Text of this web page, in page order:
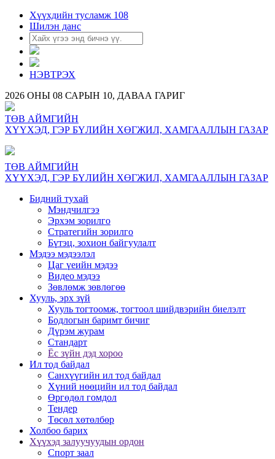
Хүүхдийн тусламж 108
Шилэн данс
НЭВТРЭХ
2026 ОНЫ 08 САРЫН 10, ДАВАА ГАРИГ
ТӨВ АЙМГИЙН
ХҮҮХЭД, ГЭР БҮЛИЙН ХӨГЖИЛ, ХАМГААЛЛЫН ГАЗАР
ТӨВ АЙМГИЙН
ХҮҮХЭД, ГЭР БҮЛИЙН ХӨГЖИЛ, ХАМГААЛЛЫН ГАЗАР
Бидний тухай
Мэндчилгээ
Эрхэм зорилго
Стратегийн зорилго
Бүтэц, зохион байгуулалт
Мэдээ мэдээлэл
Цаг үеийн мэдээ
Видео мэдээ
Зөвлөмж зөвлөгөө
Хууль, эрх зүй
Хууль тогтоомж, тогтоол шийдвэрийн биелэлт
Бодлогын баримт бичиг
Дүрэм журам
Стандарт
Ёс зүйн дэд хороо
Ил тод байдал
Санхүүгийн ил тод байдал
Хүний нөөцийн ил тод байдал
Өргөдөл гомдол
Тендер
Төсөл хөтөлбөр
Холбоо барих
Хүүхэд залуучуудын ордон
Спорт заал